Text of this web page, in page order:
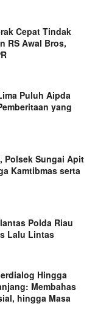
Cepat Tindak
RS Awal Bros,
Puluh Aipda
yang
Polsek Sungai Apit
Kamtibmas serta
Polda Riau
Lalu Lintas
Hingga
Membahas
hingga Masa